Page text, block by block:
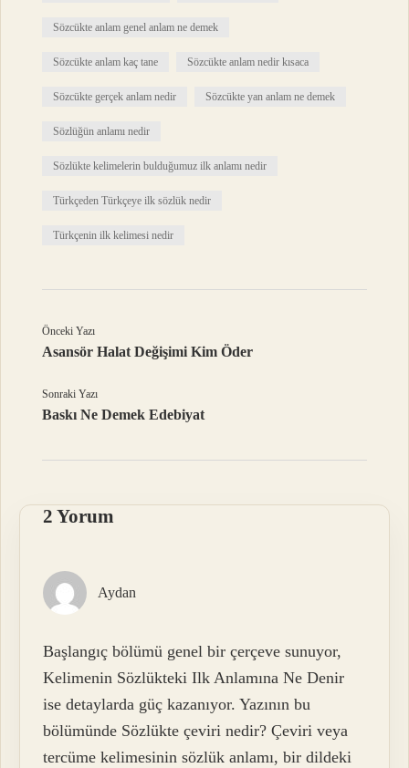
Sözcükte anlam genel anlam ne demek
Sözcükte anlam kaç tane Sözcükte anlam nedir kısaca
Sözcükte gerçek anlam nedir Sözcükte yan anlam ne demek
Sözlüğün anlamı nedir
Sözlükte kelimelerin bulduğumuz ilk anlamı nedir
Türkçeden Türkçeye ilk sözlük nedir
Türkçenin ilk kelimesi nedir
Önceki Yazı
Asansör Halat Değişimi Kim Öder
Sonraki Yazı
Baskı Ne Demek Edebiyat
2 Yorum
Aydan
Başlangıç bölümü genel bir çerçeve sunuyor,
Kelimenin Sözlükteki Ilk Anlamına Ne Denir
ise detaylarda güç kazanıyor. Yazının bu
bölümünde Sözlükte çeviri nedir? Çeviri veya
tercüme kelimesinin sözlük anlamı, bir dildeki